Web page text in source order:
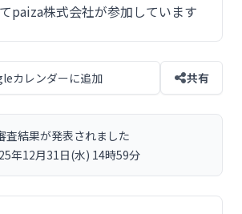
paiza株式会社が参加しています
カレンダーに追加 共有
査結果が発表されました
年12月31日(水) 14時59分